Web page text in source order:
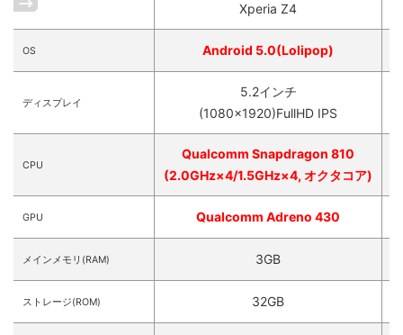
Xperia Z4
OS Android 5.0(Lolipop)
ディスプレイ
5.2インチ
(1080×1920)FullHD IPS
CPU
Qualcomm Snapdragon 810
(2.0GHz×4/1.5GHz×4, オクタコア)
GPU Qualcomm Adreno 430
メインメモリ(RAM) 3GB
ストレージ(ROM) 32GB